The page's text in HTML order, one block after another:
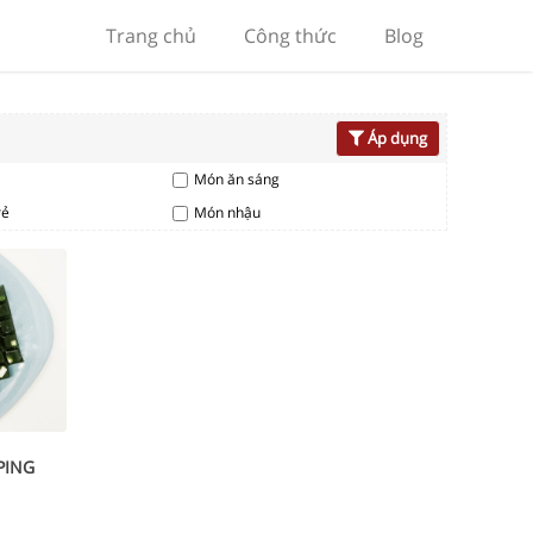
Trang chủ Công thức Blog
Áp dụng
Món ăn sáng
Món nhậu